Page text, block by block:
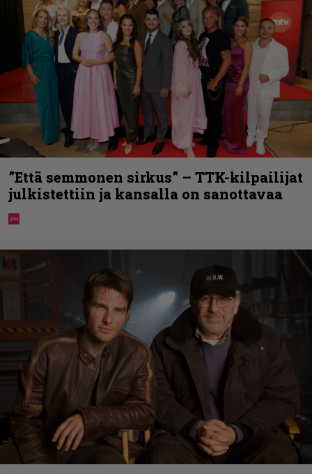
”Että semmonen sirkus” – TTK-kilpailijat
julkistettiin ja kansalla on sanottavaa